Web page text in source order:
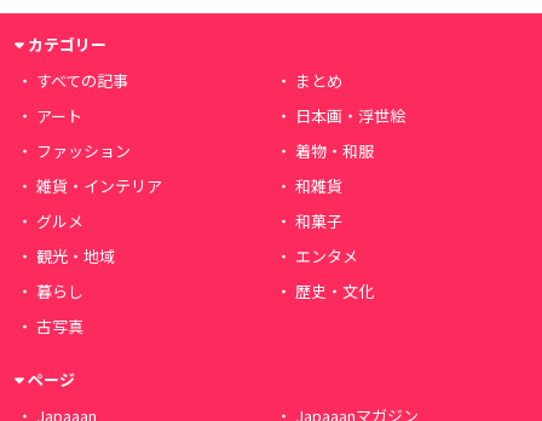
カテゴリー
すべての記事
まとめ
アート
日本画・浮世絵
ファッション
着物・和服
雑貨・インテリア
和雑貨
グルメ
和菓子
観光・地域
エンタメ
暮らし
歴史・文化
古写真
ページ
Japaaan
Japaaanマガジン